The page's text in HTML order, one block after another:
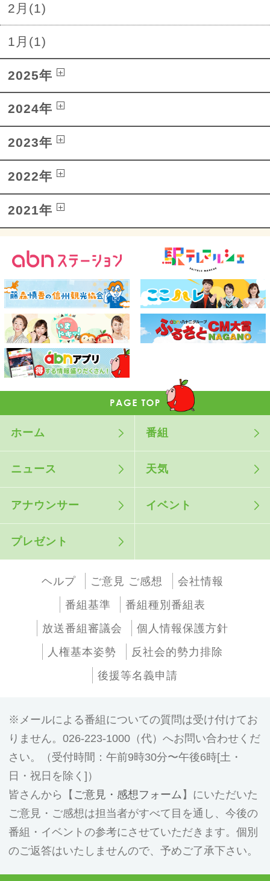
2月(1)
1月(1)
2025年
2024年
2023年
2022年
2021年
ホーム 番組
ニュース 天気
アナウンサー イベント
プレゼント
ヘルプ ご意見 ご感想
会社情報
番組基準
番組種別番組表
放送番組審議会
個人情報保護方針
人権基本姿勢
反社会的勢力排除
後援等名義申請
メールによる番組についての質問は受け付けてお
りません。026-223-1000（代）へお問い合わせくだ
さい。（受付時間：午前9時30分〜午後6時[土・
日・祝日を除く]）
皆さんから【 ご意見・感想フォーム 】にいただいた
ご意見・ご感想は担当者がすべて目を通し、今後の
番組・イベントの参考にさせていただきます。個別
のご返答はいたしませんので、予めご了承下さい。